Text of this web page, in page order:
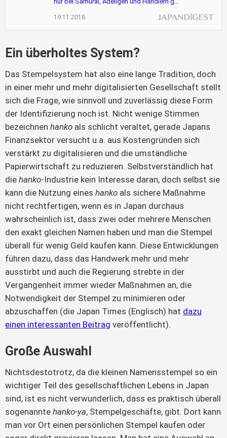
19.11.2018
Ein überholtes System?
Das Stempelsystem hat also eine lange Tradition, doch
in einer mehr und mehr digitalisierten Gesellschaft stellt
sich die Frage, wie sinnvoll und zuverlässig diese Form
der Identifizierung noch ist. Nicht wenige Stimmen
bezeichnen hanko als schlicht veraltet, gerade Japans
Finanzsektor versucht u.a. aus Kostengründen sich
verstärkt zu digitalisieren und die umständliche
Papierwirtschaft zu reduzieren. Selbstverständlich hat
die hanko-Industrie kein Interesse daran, doch selbst sie
kann die Nutzung eines hanko als sichere Maßnahme
nicht rechtfertigen, wenn es in Japan durchaus
wahrscheinlich ist, dass zwei oder mehrere Menschen
den exakt gleichen Namen haben und man die Stempel
überall für wenig Geld kaufen kann. Diese Entwicklungen
führen dazu, dass das Handwerk mehr und mehr
ausstirbt und auch die Regierung strebte in der
Vergangenheit immer wieder Maßnahmen an, die
Notwendigkeit der Stempel zu minimieren oder
abzuschaffen (die Japan Times (Englisch) hat dazu
einen interessanten Beitrag veröffentlicht).
Große Auswahl
Nichtsdestotrotz, da die kleinen Namensstempel so ein
wichtiger Teil des gesellschaftlichen Lebens in Japan
sind, ist es nicht verwunderlich, dass es praktisch überall
sogenannte hanko-ya, Stempelgeschäfte, gibt. Dort kann
man vor Ort einen persönlichen Stempel kaufen oder